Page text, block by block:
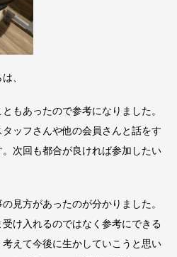
、
もあったので参考になりました。
ッフさんや他の会員さんと話をす
次回も都合が良ければ参加したい
見方があったのが分かりました。
け入れるのではなく参考にできる
えて今後に生かしていこうと思い